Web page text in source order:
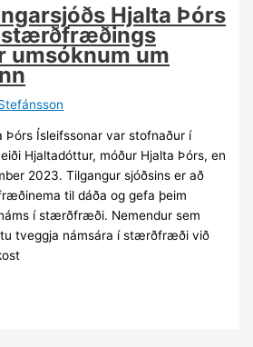
Hjalta Þórs
stærðfræðings
umsóknum um
Þórs Ísleifssonar var stofnaður í
Hjaltadóttur, móður Hjalta Þórs, en
2023. Tilgangur sjóðsins er að
til dáða og gefa þeim
í stærðfræði. Nemendur sem
tveggja námsára í stærðfræði við